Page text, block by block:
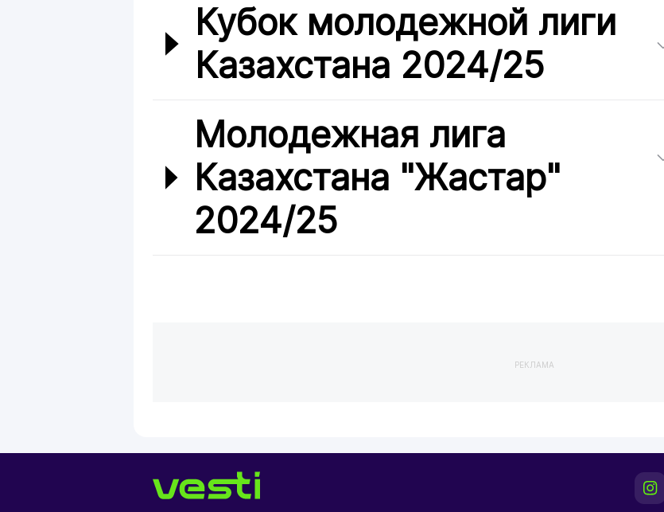
Кубок молодежной лиги
Казахстана 2024/25
Молодежная лига
Казахстана "Жастар"
2024/25
РЕКЛАМА